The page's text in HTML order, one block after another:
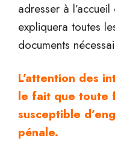
adresser à
expliquera toutes
documents
L’attention des
le fait que toute
susceptible
pénale.